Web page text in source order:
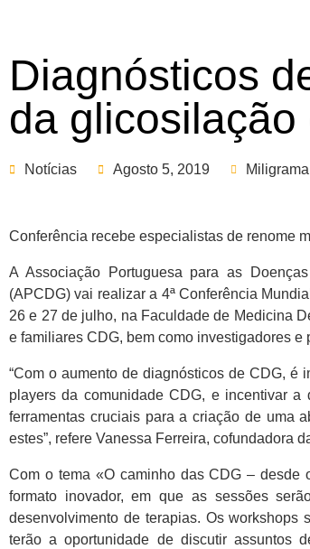
Diagnósticos
da
Notícias Agosto 5, 2019 Miligrama
Conferência recebe especialistas de renome
A Associação Portuguesa para as
(APCDG) vai realizar a 4ª Conferência
26 e 27 de julho, na Faculdade de Medicina
e familiares CDG, bem como investigadores
“Com o aumento de diagnósticos de CDG, é
players da comunidade CDG, e incentivar
ferramentas cruciais para a criação de uma
estes”, refere Vanessa Ferreira, cofundadora
Com o tema «O caminho das CDG – desde
formato inovador, em que as sessões
desenvolvimento de terapias. Os
terão a oportunidade de discutir assuntos